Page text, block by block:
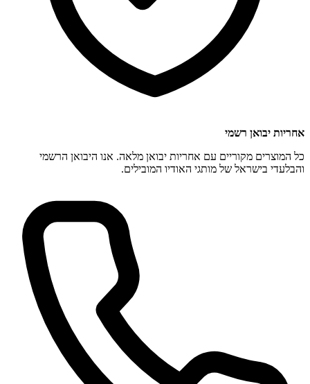
אחריות יבואן רשמי
כל המוצרים מקוריים עם אחריות יבואן מלאה. אנו היבואן הרשמי
והבלעדי בישראל של מותגי האודיו המובילים.